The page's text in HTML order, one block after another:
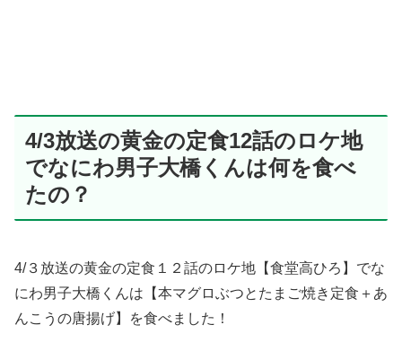
4/3放送の黄金の定食12話のロケ地
でなにわ男子大橋くんは何を食べ
たの？
4/３放送の黄金の定食１２話のロケ地【食堂高ひろ】でな
にわ男子大橋くんは【本マグロぶつとたまご焼き定食＋あ
んこうの唐揚げ】を食べました！